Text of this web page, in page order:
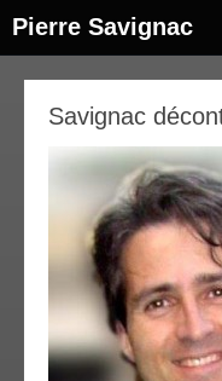
Pierre Savignac
Savignac